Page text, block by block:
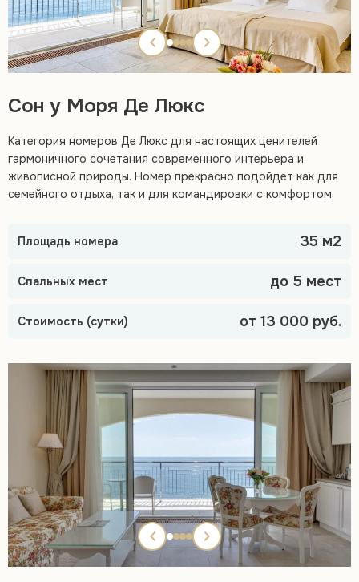
Сон у Моря Де Люкс
Категория номеров Де Люкс для настоящих ценителей
гармоничного сочетания современного интерьера и
живописной природы. Номер прекрасно подойдет как для
семейного отдыха, так и для командировки с комфортом.
Площадь номера 35 м2
Спальных мест до 5 мест
Стоимость (сутки) от 13 000 руб.